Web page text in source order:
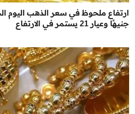
جنيهًا وعيار 21 يستمر في الارتفاع